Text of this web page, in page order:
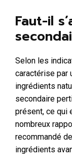
Faut-il
Selon les
caractérise par
ingrédients
secondaire
présent, ce qui
nombreux
recommandé
ingrédients